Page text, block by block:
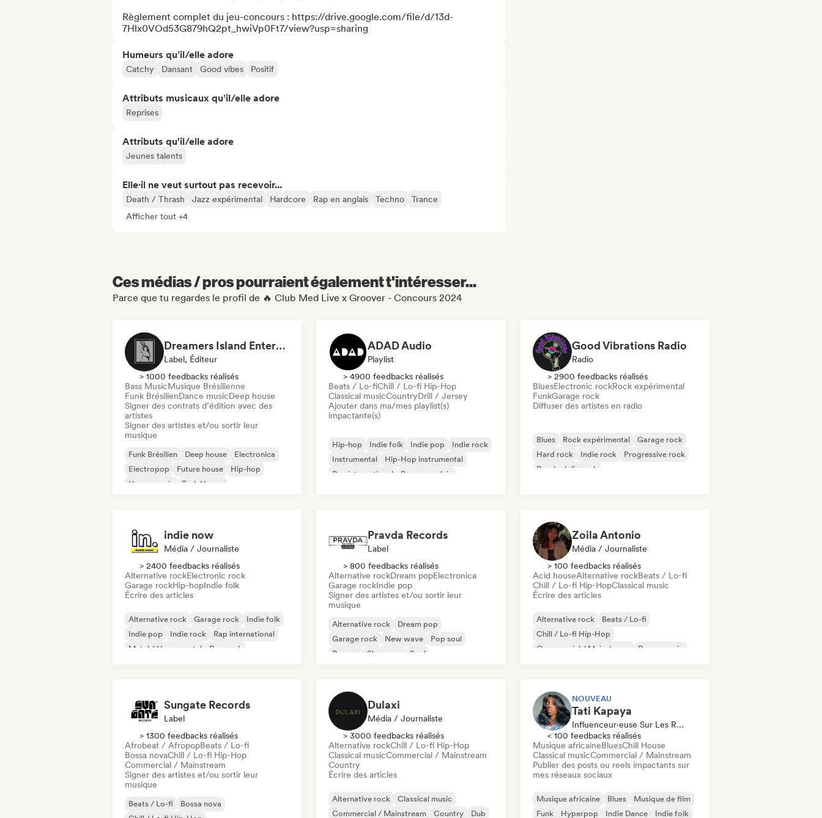
Règlement complet du jeu-concours : https://drive.google.com/file/d/13d-
7Hlx0VOd53G879hQ2pt_hwiVp0Ft7/view?usp=sharing
Humeurs qu’il/elle adore
Catchy Dansant Good vibes Positif
Attributs musicaux qu’il/elle adore
Reprises
Attributs qu'il/elle adore
Jeunes talents
Elle·il ne veut surtout pas recevoir...
Death / Thrash Jazz expérimental Hardcore Rap en anglais Techno
Trance
Afficher tout +4
Ces médias / pros pourraient également t'intéresser...
Parce que tu regardes le profil de 🔥 Club Med Live x Groover - Concours 2024
Dreamers Island Entertainment
Label, Éditeur
> 1000 feedbacks réalisés
Bass MusicMusique Brésilienne
Funk BrésilienDance musicDeep house
Signer des contrats d’édition avec des
artistes
Signer des artistes et/ou sortir leur
musique
Funk Brésilien Deep house
Electronica
Electropop
Future house
Hip-hop
House music
Tech House
ADAD Audio
Playlist
> 4900 feedbacks réalisés
Beats / Lo-fiChill / Lo-fi Hip-Hop
Classical musicCountryDrill / Jersey
Ajouter dans ma/mes playlist(s)
impactante(s)
Hip-hop Indie folk Indie pop
Indie rock
Instrumental
Hip-Hop instrumental
Rap international
Rap en anglais
Good Vibrations Radio
Radio
> 2900 feedbacks réalisés
BluesElectronic rockRock expérimental
FunkGarage rock
Diffuser des artistes en radio
Blues Rock expérimental
Garage rock
Hard rock
Indie rock
Progressive rock
Psychedelic rock
indie now
Média / Journaliste
> 2400 feedbacks réalisés
Alternative rockElectronic rock
Garage rockHip-hopIndie folk
Écrire des articles
Alternative rock Garage rock
Indie folk
Indie pop
Indie rock
Rap international
Metal / Heavy metal
Pop rock
Pravda Records
Label
> 800 feedbacks réalisés
Alternative rockDream popElectronica
Garage rockIndie pop
Signer des artistes et/ou sortir leur
musique
Alternative rock
Dream pop
Garage rock
New wave
Pop soul
Reggae
Shoegaze Soul
Zoila Antonio
Média / Journaliste
> 100 feedbacks réalisés
Acid houseAlternative rockBeats / Lo-fi
Chill / Lo-fi Hip-HopClassical music
Écrire des articles
Alternative rock
Beats / Lo-fi
Chill / Lo-fi Hip-Hop
Commercial / Mainstream
Dance music
Sungate Records
Label
> 1300 feedbacks réalisés
Afrobeat / AfropopBeats / Lo-fi
Bossa novaChill / Lo-fi Hip-Hop
Commercial / Mainstream
Signer des artistes et/ou sortir leur
musique
Beats / Lo-fi
Bossa nova
Dulaxi
Média / Journaliste
> 3000 feedbacks réalisés
Alternative rockChill / Lo-fi Hip-Hop
Classical musicCommercial / Mainstream
Country
Écrire des articles
Alternative rock
Classical music
Commercial / Mainstream
Country Dub
NOUVEAU
Tati Kapaya
Influenceur·euse Sur Les Réseaux Sociaux
< 100 feedbacks réalisés
Musique africaineBluesChill House
Classical musicCommercial / Mainstream
Publier des posts ou reels impactants sur
mes réseaux sociaux
Musique africaine Blues
Musique de film
Funk
Hyperpop Indie Dance Indie folk